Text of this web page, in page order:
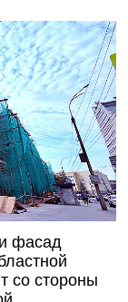
фасад
со стороны